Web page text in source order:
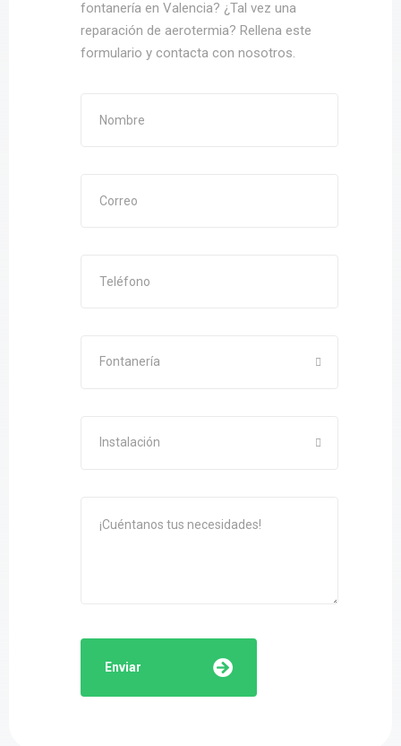
fontanería en Valencia? ¿Tal vez una
reparación de aerotermia? Rellena este
formulario y contacta con nosotros.
Fontanería
Instalación
Enviar